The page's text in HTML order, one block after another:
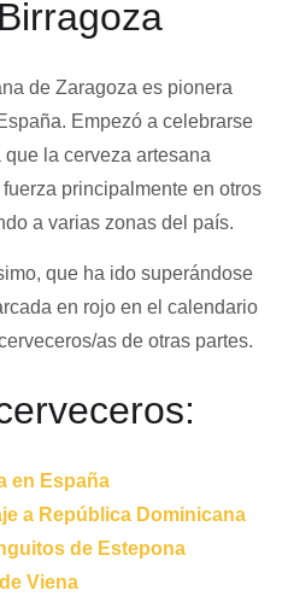
de Zaragoza es pionera
Empezó a celebrarse
la cerveza artesana
principalmente en otros
a varias zonas del país.
que ha ido superándose
en rojo en el calendario
as de otras partes.
en España
a República Dominicana
de Estepona
Viena